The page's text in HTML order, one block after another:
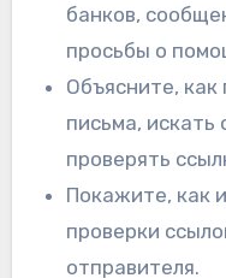
банков,
просьбы о
Объясните, как
письма, искать
проверять
Покажите, как
проверки
отправителя.